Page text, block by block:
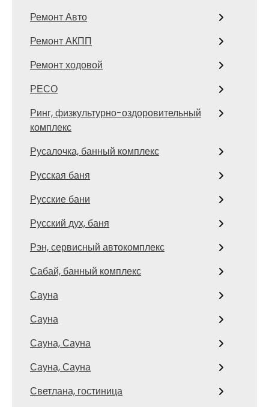
Ремонт Авто
Ремонт АКПП
Ремонт ходовой
РЕСО
Ринг, физкультурно-оздоровительный
комплекс
Русалочка, банный комплекс
Русская баня
Русские бани
Русский дух, баня
Рэн, сервисный автокомплекс
Сабай, банный комплекс
Сауна
Сауна
Сауна, Сауна
Сауна, Сауна
Светлана, гостиница